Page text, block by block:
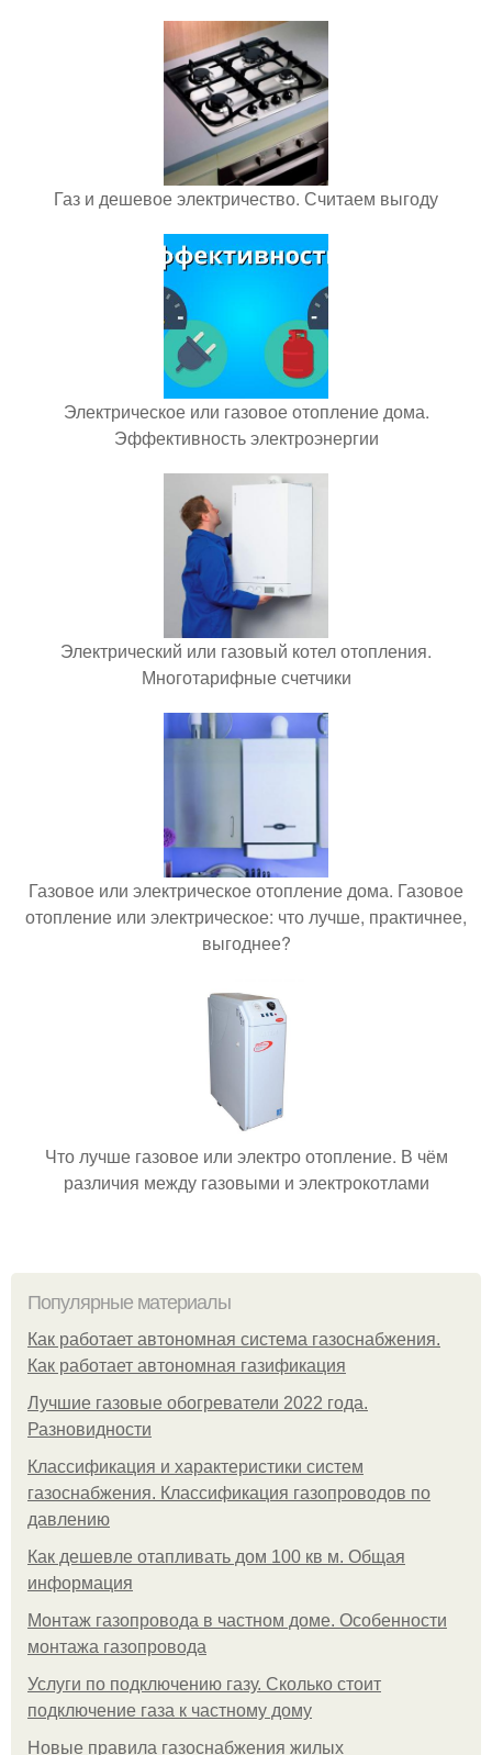
Газ и дешевое электричество. Считаем выгоду
Электрическое или газовое отопление дома.
Эффективность электроэнергии
Электрический или газовый котел отопления.
Многотарифные счетчики
Газовое или электрическое отопление дома. Газовое
отопление или электрическое: что лучше, практичнее,
выгоднее?
Что лучше газовое или электро отопление. В чём
различия между газовыми и электрокотлами
Популярные материалы
Как работает автономная система газоснабжения.
Как работает автономная газификация
Лучшие газовые обогреватели 2022 года.
Разновидности
Классификация и характеристики систем
газоснабжения. Классификация газопроводов по
давлению
Как дешевле отапливать дом 100 кв м. Общая
информация
Монтаж газопровода в частном доме. Особенности
монтажа газопровода
Услуги по подключению газу. Сколько стоит
подключение газа к частному дому
Новые правила газоснабжения жилых